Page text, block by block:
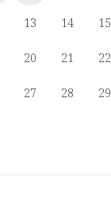
13 14 15
20 21 22
27 28 29